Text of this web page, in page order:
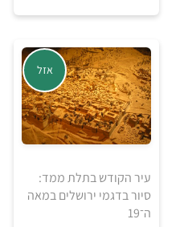
5
₪
5
₪
למידע ולרכישה
אזל
עיר הקודש בתלת ממד:
סיור בדגמי ירושלים במאה
ה־19